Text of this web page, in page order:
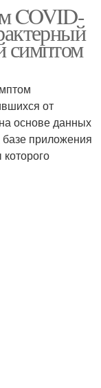
COVID-
симптом
от
основе данных
приложения